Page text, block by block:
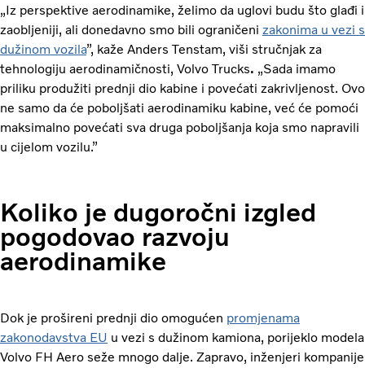
„Iz perspektive aerodinamike, želimo da uglovi budu što glađi i
zaobljeniji, ali donedavno smo bili ograničeni zakonima u vezi s
dužinom vozila”, kaže Anders Tenstam, viši stručnjak za
tehnologiju aerodinamičnosti, Volvo Trucks. „Sada imamo
priliku produžiti prednji dio kabine i povećati zakrivljenost. Ovo
ne samo da će poboljšati aerodinamiku kabine, već će pomoći
maksimalno povećati sva druga poboljšanja koja smo napravili
u cijelom vozilu.”
Koliko je dugoročni izgled
pogodovao razvoju
aerodinamike
Dok je prošireni prednji dio omogućen promjenama
zakonodavstva EU u vezi s dužinom kamiona, porijeklo modela
Volvo FH Aero seže mnogo dalje. Zapravo, inženjeri kompanije